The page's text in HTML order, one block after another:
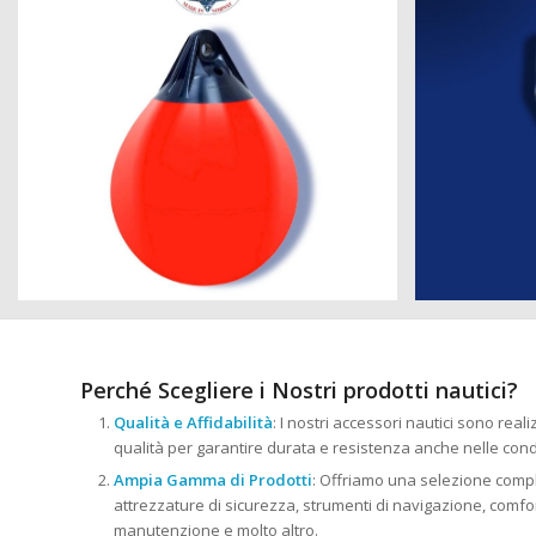
Perché Scegliere i Nostri prodotti nautici?
Qualità e Affidabilità: I nostri accessori nautici sono
qualità per garantire durata e resistenza anche nelle
Ampia Gamma di Prodotti: Offriamo una selezione
attrezzature di sicurezza, strumenti di navigazione,
manutenzione e molto altro.